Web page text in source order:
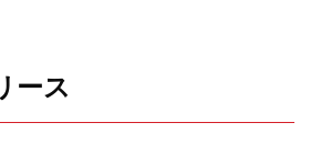
ース